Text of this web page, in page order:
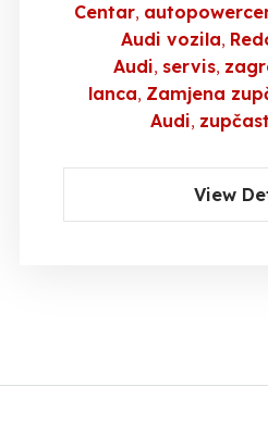
Centar
Audi vozila
Audi servis
lanca Zamjena
Audi
View